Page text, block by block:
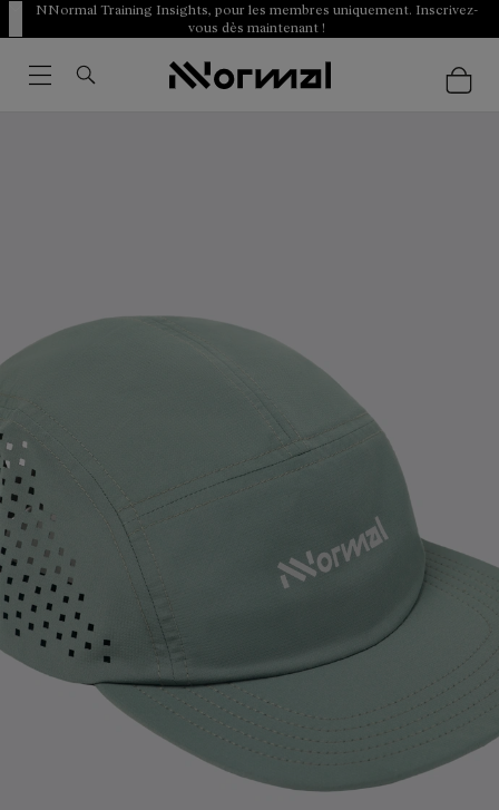
NNormal Training Insights, pour les membres uniquement. Inscrivez-
vous dès maintenant !